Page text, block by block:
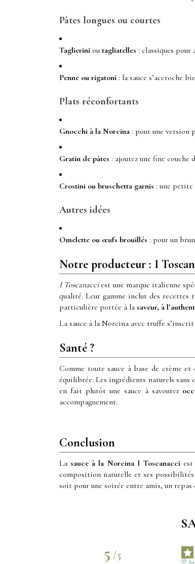
Pâtes longues ou courtes
Taglierini ou tagliatelles : classiques
Penne ou rigatoni : la sauce s’accroche
Plats réconfortants
Gnocchi à la Norcina : pour une version
Gratin de pâtes : ajoutez une fine
Crostini ou bruschetta garnis : une
Autres idées
Omelette ou œufs brouillés : pour un
Notre producteur : I
I Toscanacciest une marque italienne
qualité. Leur gamme inclut des recettes
particulière portée à la saveur, à
La sauce à la Norcina avec truffe
Santé ?
Comme toute sauce à base de crème
équilibrée. Les ingrédients naturels sans
en fait plutôt une sauce à savourer
accompagnement.
Conclusion
La sauce à la Norcina I Toscanacciest
composition naturelle et ses
soit pour une soirée entre amis, un
5/5